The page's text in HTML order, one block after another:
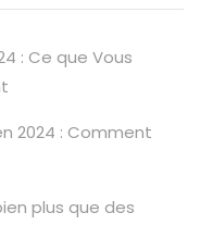
: Ce que Vous
2024 : Comment
plus que des